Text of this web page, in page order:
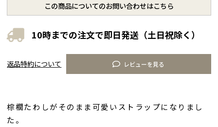
10時までの注文で即日発送（土日祝除く）
この商品についてのお問い合わせはこちら
レビューを見る
返品特約について
棕櫚たわしがそのまま可愛いストラップになりまし
た。